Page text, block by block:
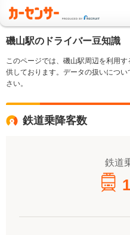
磯山駅のドライバー豆知識
このページでは、磯山駅周辺を利用
供しております。データの扱いにつ
さい。
鉄道乗降客数
鉄道